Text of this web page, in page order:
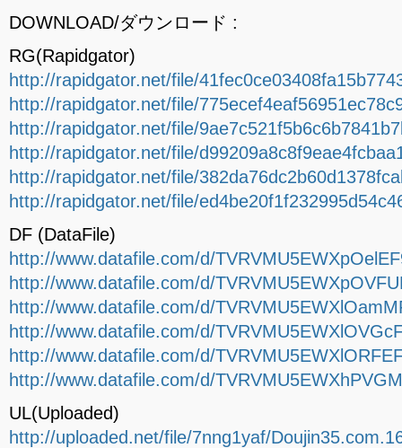
DOWNLOAD/ダウンロード :
RG(Rapidgator)
http://rapidgator.net/file/
http://rapidgator.net/file/
http://rapidgator.net/file/
http://rapidgator.net/file/
http://rapidgator.net/file/
http://rapidgator.net/file/
DF (DataFile)
http://www.datafile.com/d/
http://www.datafile.com/d/
http://www.datafile.com/d/
http://www.datafile.com/d/
http://www.datafile.com/d/
http://www.datafile.com/d/
UL(Uploaded)
http://uploaded.net/file/7nng1yaf/